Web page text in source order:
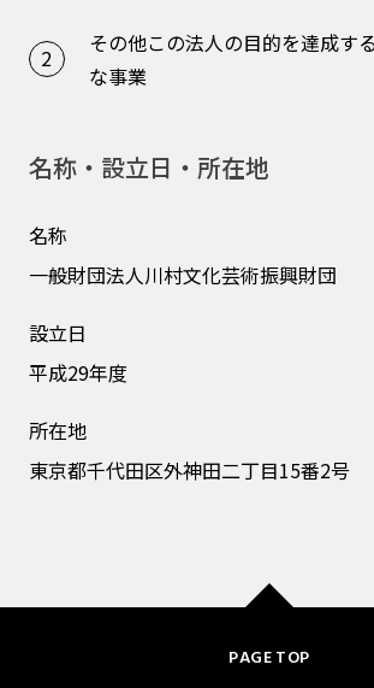
その他この法人の目的を達成す
な事業
名称・設立日・所在地
名称
一般財団法人川村文化芸術振興財団
設立日
平成29年度
所在地
東京都千代田区外神田二丁目15番2号
PAGE TOP